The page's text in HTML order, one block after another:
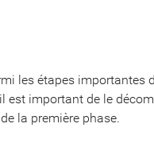
les étapes importantes
est important de le
la première phase.